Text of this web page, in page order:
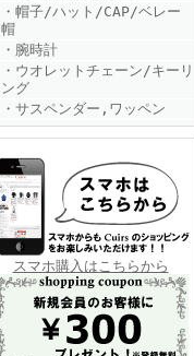
FINEBOYS2025年6月号
FINEBOYS2025年5月号
・帽子/ハット/CAP/ベレー
帽
・腕時計
・ウオレットチェーン/キーリ
ング
・サスペンダー,ワッペン
スマホ購入はこちらから